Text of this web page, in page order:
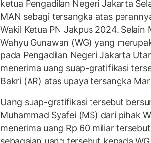
ketua Pengadilan Negeri Jakarta
MAN sebagi tersangka atas
Wakil Ketua PN Jakpus 2024. Selain
Wahyu Gunawan (WG) yang
pada Pengadilan Negeri Jakarta
menerima uang suap-gratifikasi
Bakri (AR) atas upaya tersangka
Uang suap-gratifikasi tersebut
Muhammad Syafei (MS) dari pihak
menerima uang Rp 60 miliar
sebagaian uang tersebut kepada